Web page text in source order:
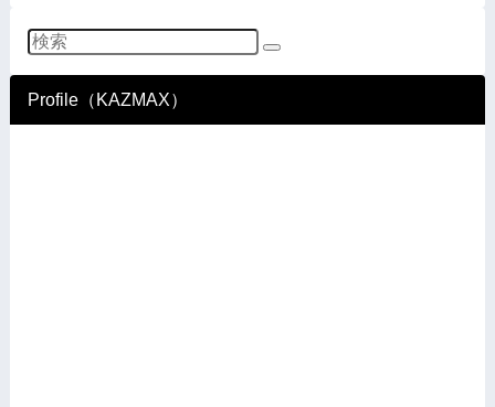
Profile（KAZMAX）